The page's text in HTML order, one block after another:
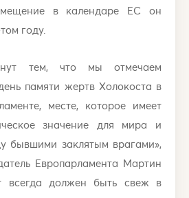
в календаре ЕС он
году.
тем, что мы отмечаем
памяти жертв Холокоста в
месте, которое имеет
значение для мира и
бывшими заклятым врагами»,
Европарламента Мартин
всегда должен быть свеж в